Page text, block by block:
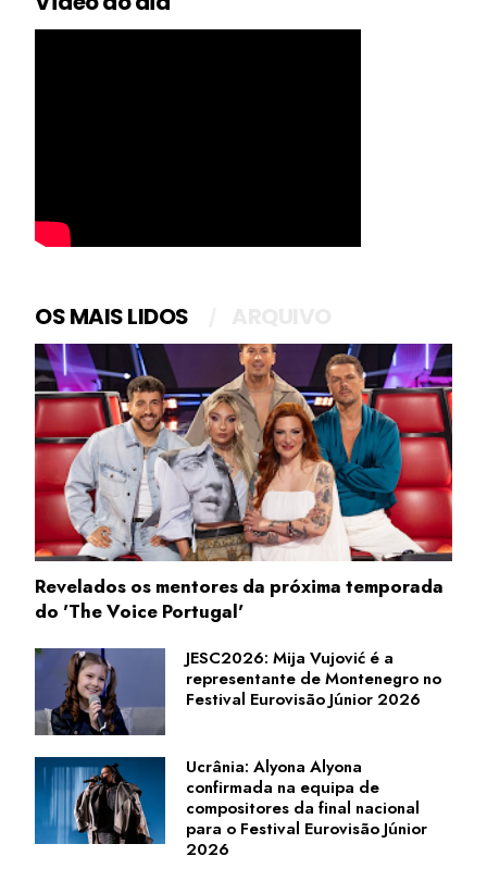
OS MAIS LIDOS
Revelados os mentores da próxima temporada
do 'The Voice Portugal'
JESC2026: Mija Vujović é a
representante de Montenegro no
Festival Eurovisão Júnior 2026
Ucrânia: Alyona Alyona
confirmada na equipa de
compositores da final nacional
para o Festival Eurovisão Júnior
2026